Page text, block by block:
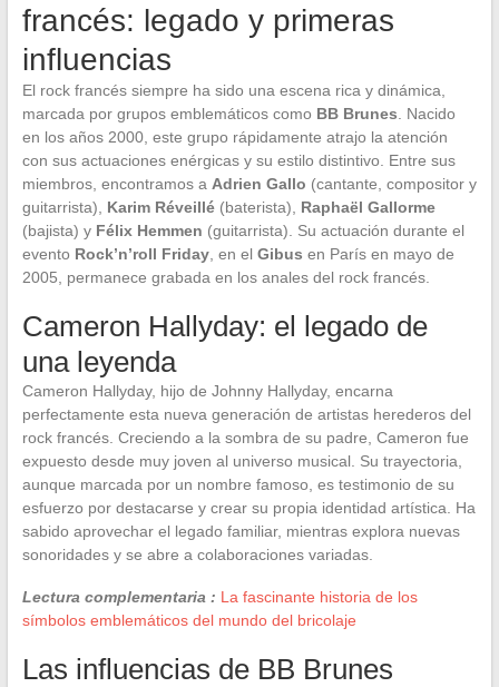
francés: legado y primeras
influencias
El rock francés siempre ha sido una escena rica y dinámica,
marcada por grupos emblemáticos como BB Brunes . Nacido
en los años 2000, este grupo rápidamente atrajo la atención
con sus actuaciones enérgicas y su estilo distintivo. Entre sus
miembros, encontramos a Adrien Gallo (cantante, compositor y
guitarrista), Karim Réveillé(baterista), Raphaël Gallorme
(bajista) y Félix Hemmen (guitarrista). Su actuación durante el
evento Rock’n’roll Friday, en el Gibus en París en mayo de
2005, permanece grabada en los anales del rock francés.
Cameron Hallyday: el legado de
una leyenda
Cameron Hallyday, hijo de Johnny Hallyday, encarna
perfectamente esta nueva generación de artistas herederos del
rock francés. Creciendo a la sombra de su padre, Cameron fue
expuesto desde muy joven al universo musical. Su trayectoria,
aunque marcada por un nombre famoso, es testimonio de su
esfuerzo por destacarse y crear su propia identidad artística. Ha
sabido aprovechar el legado familiar, mientras explora nuevas
sonoridades y se abre a colaboraciones variadas.
Lectura complementaria : La fascinante historia de los
símbolos emblemáticos del mundo del bricolaje
Las influencias de BB Brunes